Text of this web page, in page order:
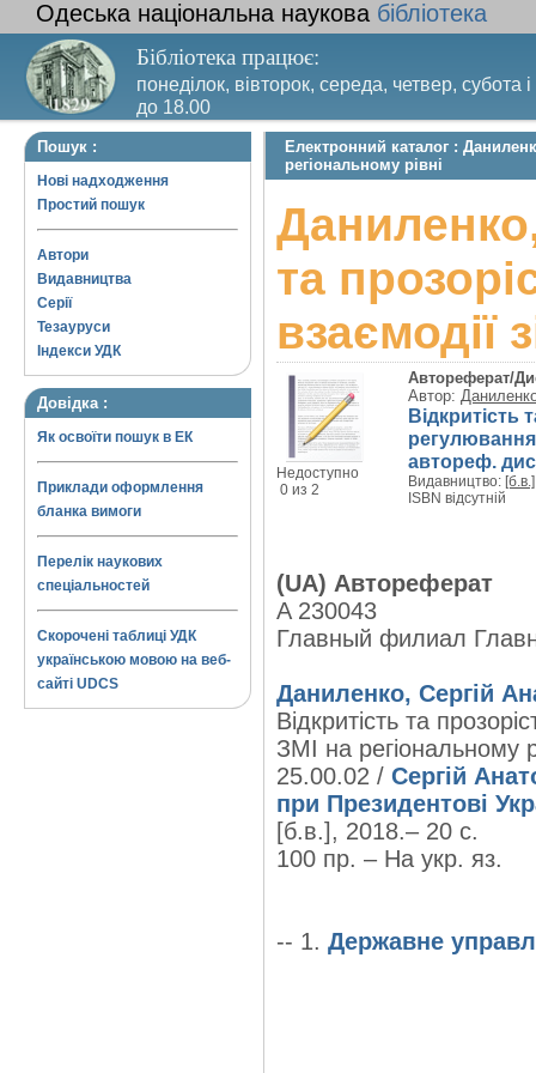
Одеська національна наукова бібліотека
Бібліотека працює:
понеділок, вівторок, середа, четвер, субота
до 18.00
Вихідний день – п’ятниця. Останній четвер
Пошук :
Нові надходження
Простий пошук
Автори
Видавництва
Серії
Тезауруси
Індекси УДК
Довідка :
Як освоїти пошук в ЕК
Приклади оформлення
бланка вимоги
Перелік наукових
спеціальностей
Скорочені таблиці УДК
українською мовою на веб-
сайті UDCS
Електронний каталог :
регіональному рівні
та
взаємодії
Недоступно
0 из 2
Автореферат/
Автор:
Відкритість
регулювання
автореф.
Видавництво: [б.в.]
ISBN відсутній
(UA) Автореферат
A 230043
Главный филиал
Даниленко, Сергій
Відкритість та
ЗМІ на
25.00.02 / Сергій
при Президентові
[б.в.], 2018.– 20 с.
100 пр. – На укр. яз.
-- 1. Державне